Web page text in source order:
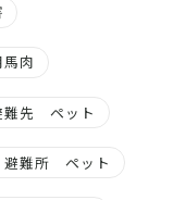
肉
難先 ペット
避難所 ペット